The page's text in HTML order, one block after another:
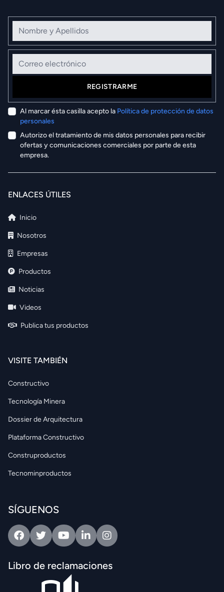
Nombre y Apellidos
Correo electrónico
REGISTRARME
Al marcar ésta casilla acepto la Política de protección de datos
personales
Autorizo el tratamiento de mis datos personales para recibir
ofertas y comunicaciones comerciales por parte de esta
empresa.
ENLACES ÚTILES
Inicio
Nosotros
Empresas
Productos
Noticias
Videos
Publica tus productos
VISITE TAMBIÉN
Constructivo
Tecnología Minera
Dossier de Arquitectura
Plataforma Constructivo
Construproductos
Tecnominproductos
SÍGUENOS
FacebookTwitterYoutubeLinkedinIntagram
Libro de reclamaciones